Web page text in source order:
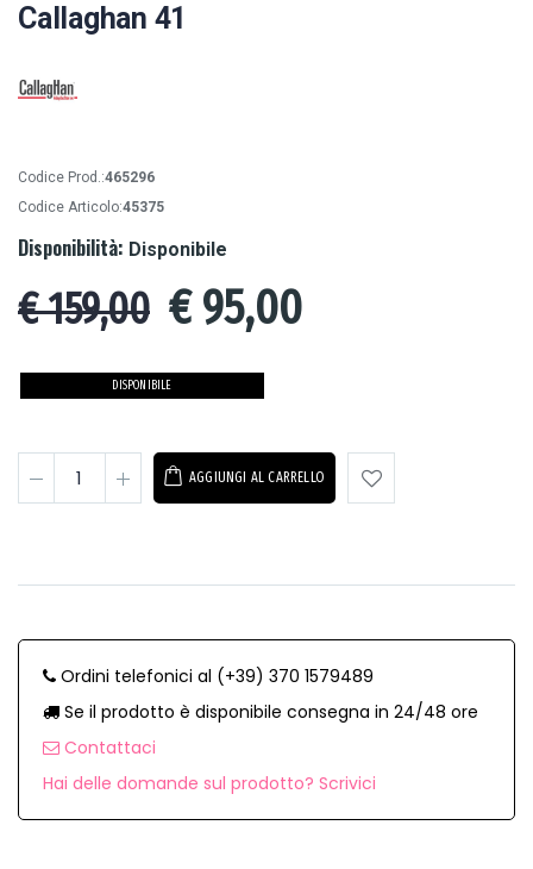
Callaghan 41
Codice Prod.:465296
Codice Articolo:45375
Disponibilità: Disponibile
€ 159,00 €95,00
DISPONIBILE
AGGIUNGI AL CARRELLO
Ordini telefonici al (+39) 370 1579489
Se il prodotto è disponibile consegna in 24/48 ore
Contattaci
Hai delle domande sul prodotto? Scrivici